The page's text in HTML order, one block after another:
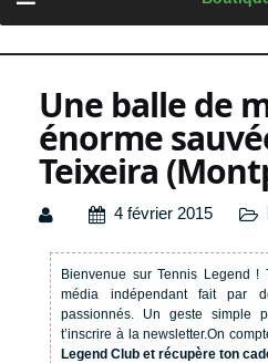
content
Une balle de
énorme
Teixeira
4 février 2015
Bienvenue sur Tennis Legend !
média indépendant fait par
passionnés. Un geste simple
t’inscrire à la newsletter.On
Legend Club et récupère ton